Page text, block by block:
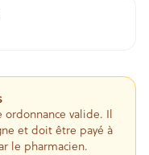
ordonnance valide. Il
et doit être payé à
le pharmacien.